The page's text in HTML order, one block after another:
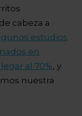
cabeza a
estudios
en
al 70%, y
nuestra